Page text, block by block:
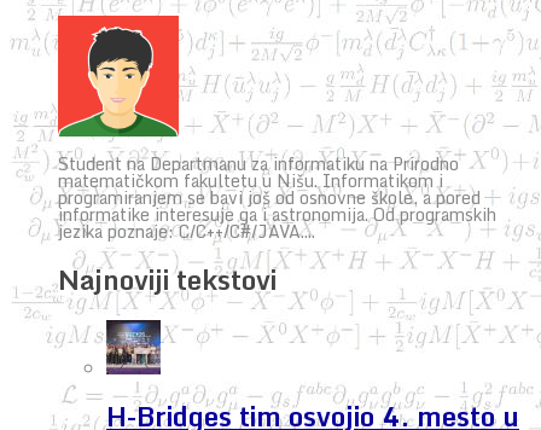
Student na Departmanu za informatiku na Prirodno
matematičkom fakultetu u Nišu. Informatikom i
programiranjem se bavi još od osnovne škole, a pored
informatike interesuje ga i astronomija. Od programskih
jezika poznaje: C/C++/C#/JAVA....
Najnoviji tekstovi
H-Bridges tim osvojio 4. mesto u